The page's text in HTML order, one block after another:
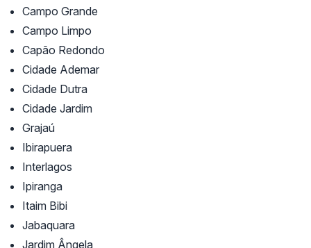
Campo Grande
Campo Limpo
Capão Redondo
Cidade Ademar
Cidade Dutra
Cidade Jardim
Grajaú
Ibirapuera
Interlagos
Ipiranga
Itaim Bibi
Jabaquara
Jardim Ângela